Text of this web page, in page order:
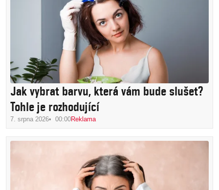
Jak vybrat barvu, která vám bude slušet?
Tohle je rozhodující
7. srpna 2026 00:00Reklama